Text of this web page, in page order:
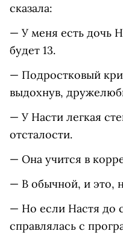
сказала:
— У меня есть дочь
будет 13.
— Подростковый
выдохнув,
— У Насти легкая
отсталости.
— Она учится в
— В обычной, и это,
— Но если Настя до
справлялась с